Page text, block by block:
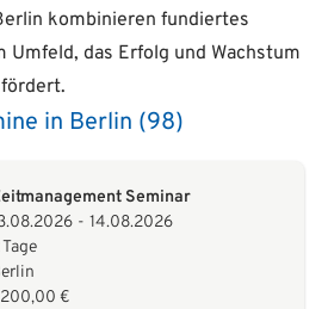
kombinieren fundiertes
Umfeld, das Erfolg und Wachstum
in Berlin (98)
Seminar
- 14.08.2026
Tage
€